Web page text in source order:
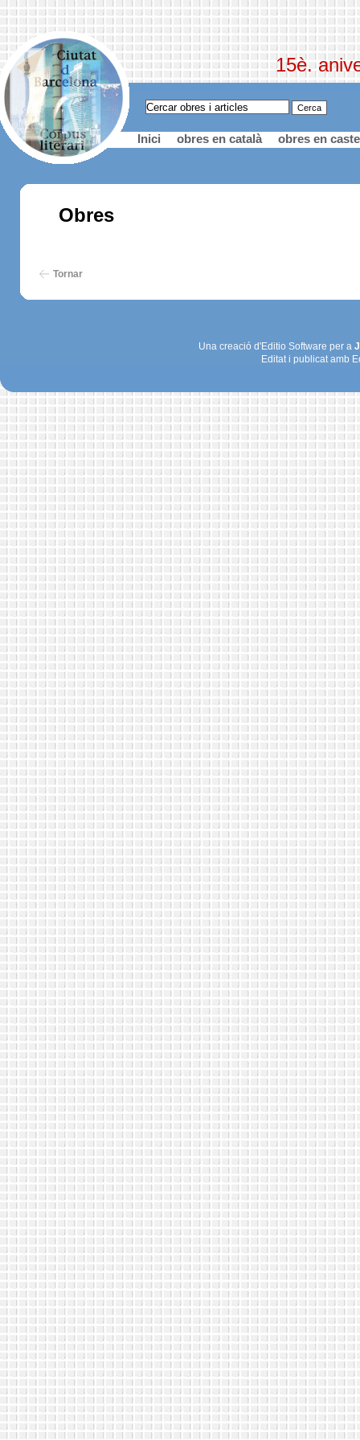
15è.
Inici obres en català obres en
Obres
Tornar
Una creació d'Editio Software per a
Editat i publicat amb